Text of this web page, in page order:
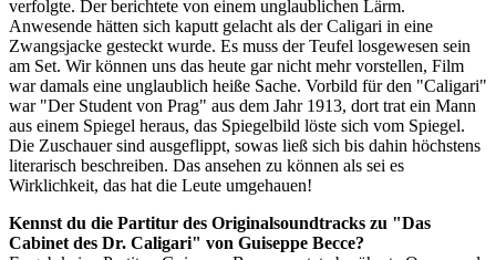
verfolgte. Der berichtete von einem unglaublichen Lärm.
Anwesende hätten sich kaputt gelacht als der Caligari in eine
Zwangsjacke gesteckt wurde. Es muss der Teufel losgewesen sein
am Set. Wir können uns das heute gar nicht mehr vorstellen, Film
war damals eine unglaublich heiße Sache. Vorbild für den "Caligari"
war "Der Student von Prag" aus dem Jahr 1913, dort trat ein Mann
aus einem Spiegel heraus, das Spiegelbild löste sich vom Spiegel.
Die Zuschauer sind ausgeflippt, sowas ließ sich bis dahin höchstens
literarisch beschreiben. Das ansehen zu können als sei es
Wirklichkeit, das hat die Leute umgehauen!
Kennst du die Partitur des Originalsoundtracks zu "Das
Cabinet des Dr. Caligari" von Guiseppe Becce?